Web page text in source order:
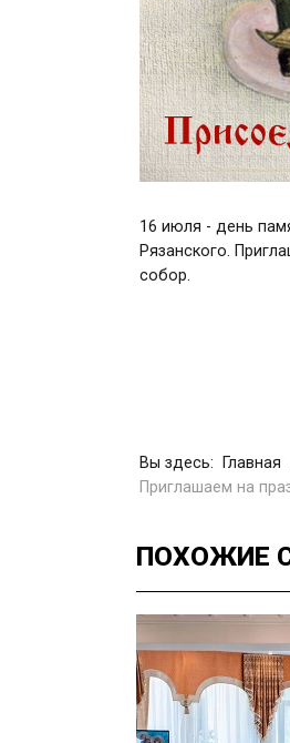
16 июля - день
Рязанского.
собор.
Вы здесь: Главная
Приглашаем на
ПОХОЖИЕ